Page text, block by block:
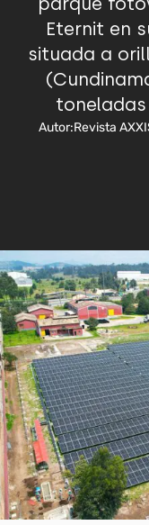
Eternit en
situada a
Autor:Revista